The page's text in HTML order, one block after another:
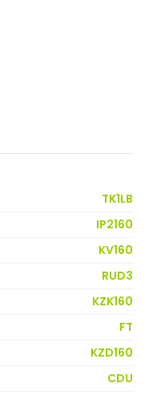
TK1LB
IP2160
KV160
RUD3
KZK160
FT
KZD160
CDU